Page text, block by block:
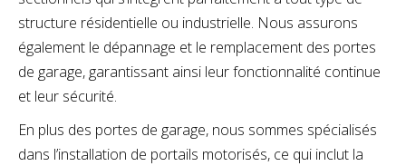
structure résidentielle ou industrielle. Nous assurons
également le dépannage et le remplacement des portes
de garage, garantissant ainsi leur fonctionnalité continue
et leur sécurité.
En plus des portes de garage, nous sommes spécialisés
dans l’installation de portails motorisés, ce qui inclut la